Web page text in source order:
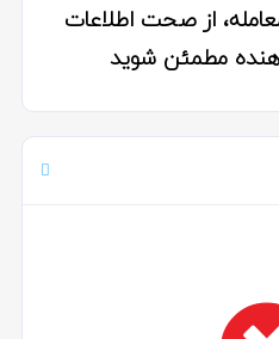
از صحت اطلاعات
مطمئن شوید